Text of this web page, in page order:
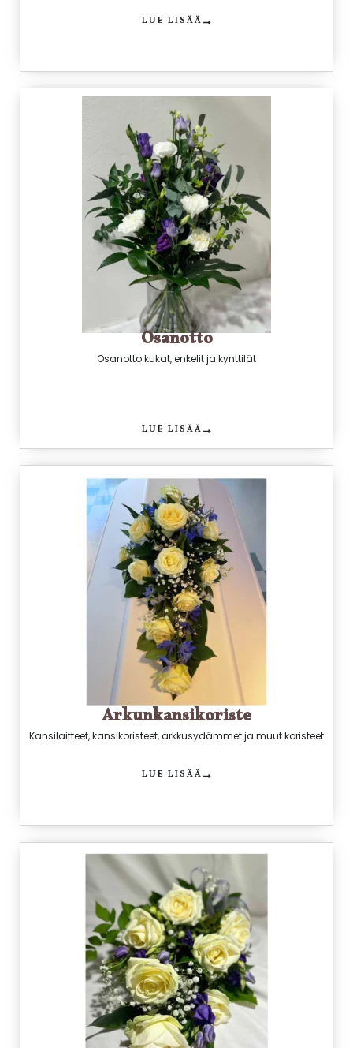
LUE LISÄÄ
Osanotto
Osanotto kukat, enkelit ja kynttilät
LUE LISÄÄ
Arkunkansikoriste
Kansilaitteet, kansikoristeet, arkkusydämmet ja muut koristeet
LUE LISÄÄ